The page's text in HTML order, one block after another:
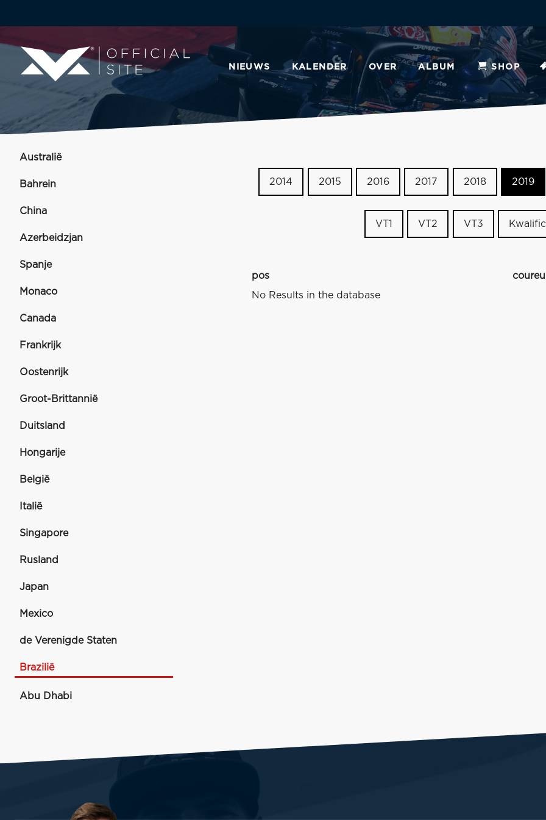
NIEUWS KALENDER OVER ALBUM SHOP
Australië
Bahrein
China
Azerbeidzjan
Spanje
Monaco
Canada
Frankrijk
Oostenrijk
Groot-Brittannië
Duitsland
Hongarije
België
Italië
Singapore
Rusland
Japan
Mexico
de Verenigde Staten
Brazilië
Abu Dhabi
2014 2015 2016 2017 2018 2019
VT1 VT2 VT3
pos
No Results in the database